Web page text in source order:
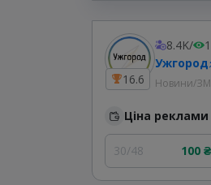
16.6
8.4K/
Новини/
Ціна реклами
30/48 100 ₴